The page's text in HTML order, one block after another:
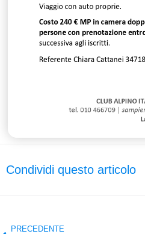
Condividi questo articolo
PRECEDENTE